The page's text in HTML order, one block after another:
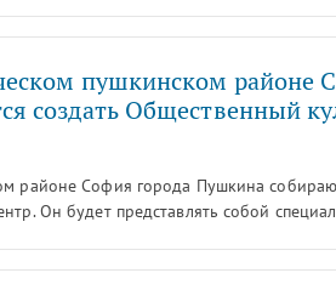
пушкинском районе
создать Общественный
районе София города Пушкина
Он будет представлять собой